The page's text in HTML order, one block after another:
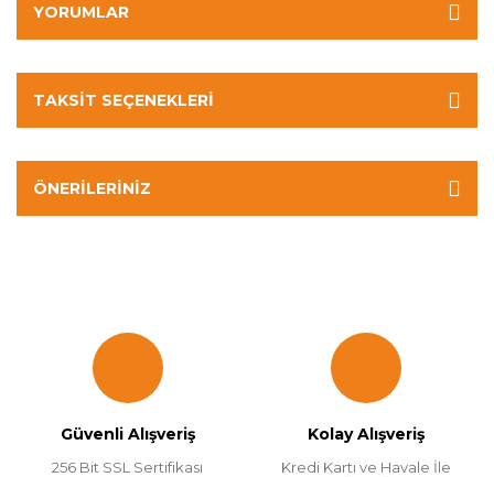
YORUMLAR
TAKSIT SEÇENEKLERI
ÖNERILERINIZ
Güvenli Alışveriş
256 Bit SSL Sertifikası
Kolay Alışveriş
Kredi Kartı ve Havale İle